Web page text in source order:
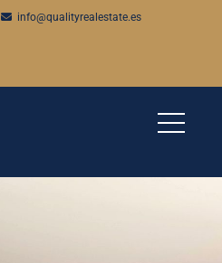
info@qualityrealestate.es